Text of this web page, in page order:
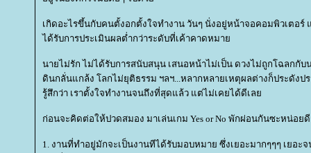
เกิดอะไรขึ้นกับคนตั้งอกตั้งใจทำงาน วันๆ นั่งอยู่หน้าจอคอมพิวเตอร์
ได้รับการประเมินผลต่ำกว่าระดับที่เค้าคาดหมา
นายไม่รัก ไม่ได้รับการสนับสนุน เสนอหน้าไม่เป็น ดวงไม่ถูกโฉลกกับ
ดินกลั่นแกล้ง โลกไม่ยุติธรรม ฯลฯ...หลากหลายเหตุผลต่างก็ประดังป
รู้สึกว่า เราตั้งใจทำงานจนถึงที่สุดแล้ว แต่ไม่เคยได้ดีเล
ก่อนจะคิดต่อให้ปวดสมอง มาเล่นเกม Yes or No พักผ่อนกันซะหน่อย
1. งานที่ทำอยู่มักจะเป็นงานทีได้รับมอบหมาย ซึ่งเยอะมากๆๆๆ เยอะ